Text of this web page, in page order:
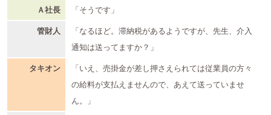
Ａ社長 「そうです」
管財人
「なるほど。滞納税があるようですが、先生、介入
通知は送ってますか？」
タキオン
「いえ、売掛金が差し押さえられては従業員の方々
の給料が支払えませんので、あえて送っていませ
ん。」